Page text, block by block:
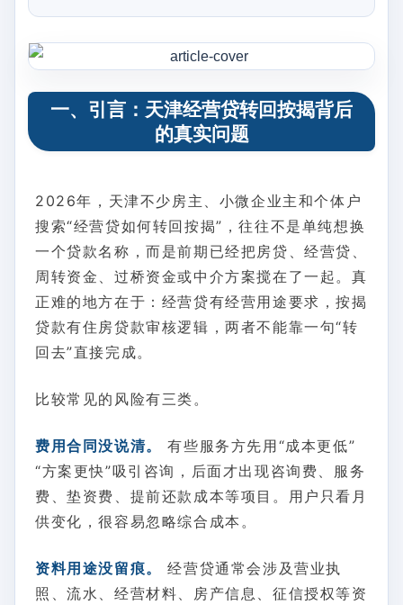
一、引言：天津经营贷转回按揭背后
的真实问题
2026年，天津不少房主、小微企业主和个体户
搜索“经营贷如何转回按揭”，往往不是单纯想换
一个贷款名称，而是前期已经把房贷、经营贷、
周转资金、过桥资金或中介方案搅在了一起。真
正难的地方在于：经营贷有经营用途要求，按揭
贷款有住房贷款审核逻辑，两者不能靠一句“转
回去”直接完成。
比较常见的风险有三类。
费用合同没说清。
有些服务方先用“成本更低”
“方案更快”吸引咨询，后面才出现咨询费、服务
费、垫资费、提前还款成本等项目。用户只看月
供变化，很容易忽略综合成本。
资料用途没留痕。
经营贷通常会涉及营业执
照、流水、经营材料、房产信息、征信授权等资